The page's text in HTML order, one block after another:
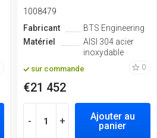
1008479
Fabricant
BTS Engineering
Matériel
AISI 304 acier
inoxydable
sur commande 0
€21 452
- +
Ajouter au
panier